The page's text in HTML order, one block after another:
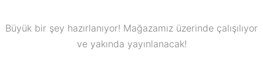
Büyük bir şey hazırlanıyor! Mağazamız üzerinde çalışılıyor
ve yakında yayınlanacak!